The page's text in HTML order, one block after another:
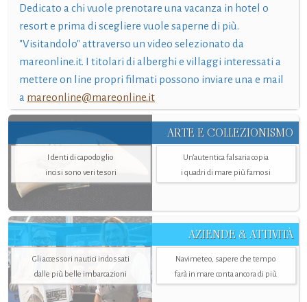
Dedicato a chi vuole prenotare una vacanza in hotel o
resort e prima di scegliere vuole saperne di più.
"Visitandolo" attraverso un video selezionato da
mareonline.it. I titolari di alberghi e villaggi interessati a
mettere on line propri filmati possono inviare una e mail
a mareonline@mareonline.it
ARTE E COLLEZIONISMO
I denti di capodoglio
incisi sono veri tesori
Un’autentica falsaria copia
i quadri di mare più famosi
AZIENDE & ATTIVITÀ
Gli accessori nautici indossati
dalle più belle imbarcazioni
Navimeteo, sapere che tempo
farà in mare conta ancora di più